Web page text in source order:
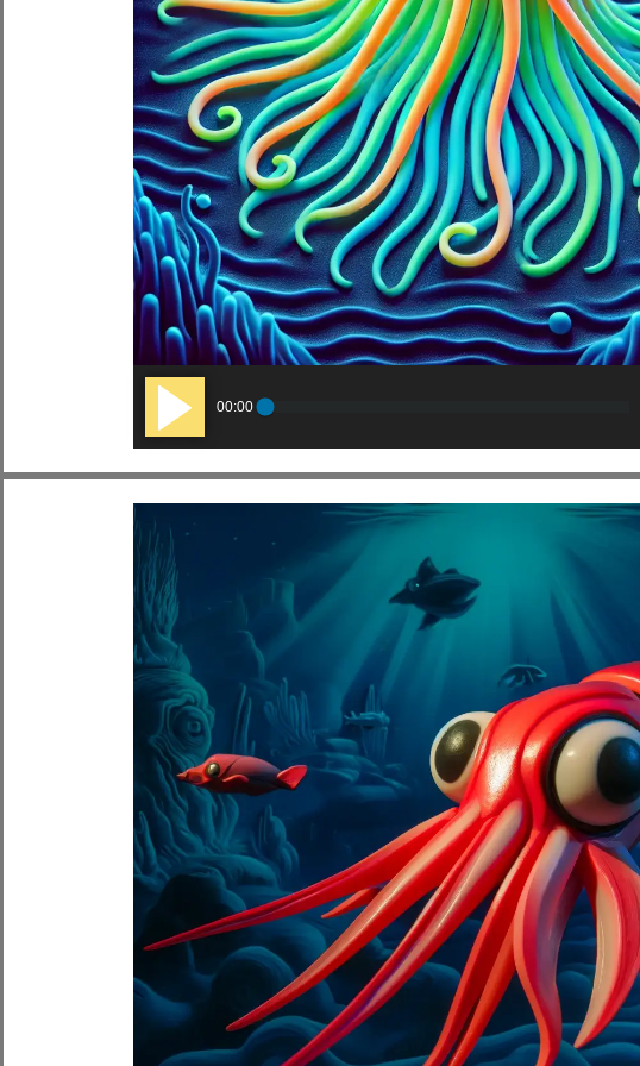
Audio
Player
00:00